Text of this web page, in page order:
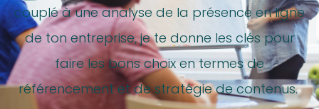
couplé à une analyse de la présence en ligne
de ton entreprise, je te donne les clés pour
faire les bons choix en termes de
référencement et de stratégie de contenus.